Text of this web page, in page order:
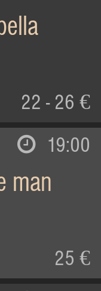
22 - 26 €
19:00
man
25 €